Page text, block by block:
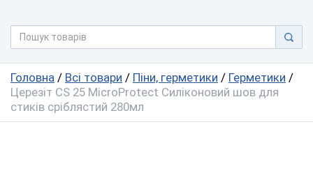
Головна / Всі товари / Піни, герметики / Герметики /
Церезіт CS 25 MicroProtect Силіконовий шов для
стиків сріблястий 280мл